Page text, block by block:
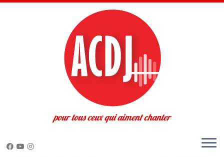
pour tous ceux qui aiment chanter